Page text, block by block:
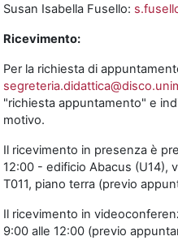
Susan Isabella Fusello:
Ricevimento:
Per la richiesta di
"richiesta appuntamento" e
motivo.
Il ricevimento in presenza è
12:00 - edificio Abacus (U14),
T011, piano terra (previo
Il ricevimento in
9:00 alle 12:00 (previo